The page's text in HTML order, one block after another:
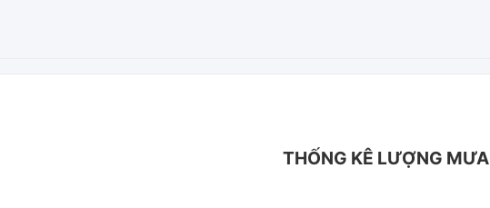
THỐNG KÊ LƯỢNG MƯA